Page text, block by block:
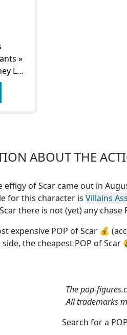
»
Le
la
ABOUT THE
of Scar came out in
for this character is Villains
there is not (yet) any chase
expensive POP of Scar 💰
side, the cheapest POP of Scar
The pop-
All trademarks
Search for a